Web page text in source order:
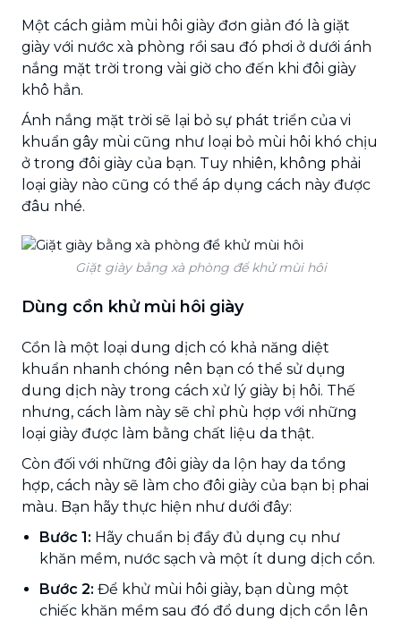
Một cách giảm mùi hôi giày đơn giản đó là giặt
giày với nước xà phòng rồi sau đó phơi ở dưới ánh
nắng mặt trời trong vài giờ cho đến khi đôi giày
khô hẳn.
Ánh nắng mặt trời sẽ lại bỏ sự phát triển của vi
khuẩn gây mùi cũng như loại bỏ mùi hôi khó chịu
ở trong đôi giày của bạn. Tuy nhiên, không phải
loại giày nào cũng có thể áp dụng cách này được
đâu nhé.
Giặt giày bằng xà phòng để khử mùi hôi
Dùng cồn khử mùi hôi giày
Cồn là một loại dung dịch có khả năng diệt
khuẩn nhanh chóng nên bạn có thể sử dụng
dung dịch này trong cách xử lý giày bị hôi. Thế
nhưng, cách làm này sẽ chỉ phù hợp với những
loại giày được làm bằng chất liệu da thật.
Còn đối với những đôi giày da lộn hay da tổng
hợp, cách này sẽ làm cho đôi giày của bạn bị phai
màu. Bạn hãy thực hiện như dưới đây:
Bước 1: Hãy chuẩn bị đầy đủ dụng cụ như
khăn mềm, nước sạch và một ít dung dịch cồn.
Bước 2: Để khử mùi hôi giày, bạn dùng một
chiếc khăn mềm sau đó đổ dung dịch cồn lên